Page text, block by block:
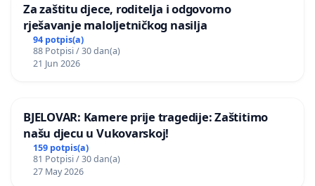
Za zaštitu djece, roditelja i odgovorno
rješavanje maloljetničkog nasilja
94 potpis(a)
88 Potpisi / 30 dan(a)
21 Jun 2026
BJELOVAR: Kamere prije tragedije: Zaštitimo
našu djecu u Vukovarskoj!
159 potpis(a)
81 Potpisi / 30 dan(a)
27 May 2026